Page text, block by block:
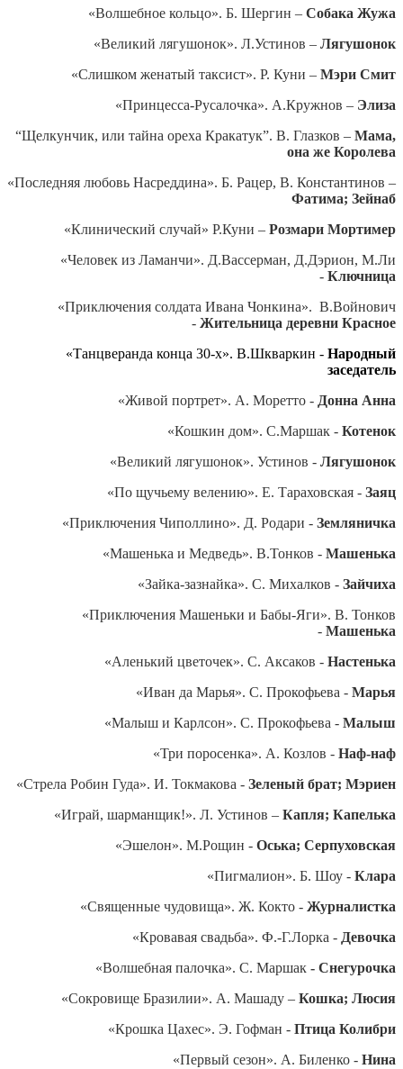
«Волшебное кольцо». Б. Шергин – Собака Жужа
«Великий лягушонок». Л.Устинов – Лягушонок
«Слишком женатый таксист». Р. Куни – Мэри Смит
«Принцесса-Русалочка». А.Кружнов – Элиза
“Щелкунчик, или тайна ореха Кракатук”. В. Глазков – Мама,
она же Королева
«Последняя любовь Насреддина». Б. Рацер, В. Константинов –
Фатима; Зейнаб
«Клинический случай» Р.Куни – Розмари Мортимер
«Человек из Ламанчи». Д.Вассерман, Д.Дэрион, М.Ли
- Ключница
«Приключения солдата Ивана Чонкина». В.Войнович
- Жительница деревни Красное
«Танцверанда конца 30-х». В.Шкваркин - Народный
заседатель
«Живой портрет». А. Моретто - Донна Анна
«Кошкин дом». С.Маршак - Котенок
«Великий лягушонок». Устинов - Лягушонок
«По щучьему велению». Е. Тараховская - Заяц
«Приключения Чиполлино». Д. Родари - Земляничка
«Машенька и Медведь». В.Тонков - Машенька
«Зайка-зазнайка». С. Михалков - Зайчиха
«Приключения Машеньки и Бабы-Яги». В. Тонков
- Машенька
«Аленький цветочек». С. Аксаков - Настенька
«Иван да Марья». С. Прокофьева - Марья
«Малыш и Карлсон». С. Прокофьева - Малыш
«Три поросенка». А. Козлов - Наф-наф
«Стрела Робин Гуда». И. Токмакова - Зеленый брат; Мэриен
«Играй, шарманщик!». Л. Устинов – Капля; Капелька
«Эшелон». М.Рощин - Оська; Серпуховская
«Пигмалион». Б. Шоу - Клара
«Священные чудовища». Ж. Кокто - Журналистка
«Кровавая свадьба». Ф.-Г.Лорка - Девочка
«Волшебная палочка». С. Маршак - Снегурочка
«Сокровище Бразилии». А. Машаду – Кошка; Люсия
«Крошка Цахес». Э. Гофман - Птица Колибри
«Первый сезон». А. Биленко - Нина